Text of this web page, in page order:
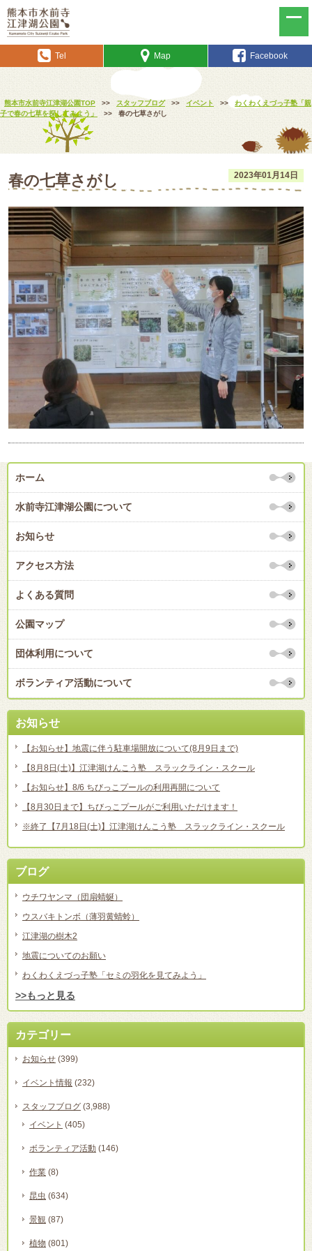
Tel Map Facebook
熊本市水前寺江津湖公園TOP >> スタッフブログ >> イベント >>
わくわくえづっ子塾「親
子で春の七草を探してみよう」
>> 春の七草さがし
2023年01月14日
春の七草さがし
ホーム
水前寺江津湖公園について
お知らせ
アクセス方法
よくある質問
公園マップ
団体利用について
ボランティア活動について
お知らせ
【お知らせ】地震に伴う駐車場開放について(8月9日まで)
【8月8日(土)】江津湖けんこう塾 スラックライン・スクール
【お知らせ】8/6 ちびっこプールの利用再開について
【8月30日まで】ちびっこプールがご利用いただけます！
※終了【7月18日(土)】江津湖けんこう塾 スラックライン・スクール
ブログ
ウチワヤンマ（団扇蜻蜒）
ウスバキトンボ（薄羽黄蜻蛉）
江津湖の樹木2
地震についてのお願い
わくわくえづっ子塾「セミの羽化を見てみよう」
>>もっと見る
カテゴリー
お知らせ (399)
イベント情報 (232)
スタッフブログ (3,988)
イベント (405)
ボランティア活動 (146)
作業 (8)
昆虫 (634)
景観 (87)
植物 (801)